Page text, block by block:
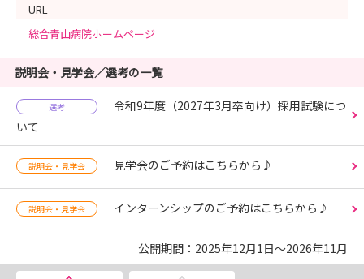
URL
総合青山病院ホームページ
説明会・見学会／選考の一覧
選考
令和9年度（2027年3月卒向け）採用試験につ
いて
説明会・見学会 見学会のご予約はこちらから♪
説明会・見学会 インターンシップのご予約はこちらから♪
公開期間：2025年12月1日～2026年11月